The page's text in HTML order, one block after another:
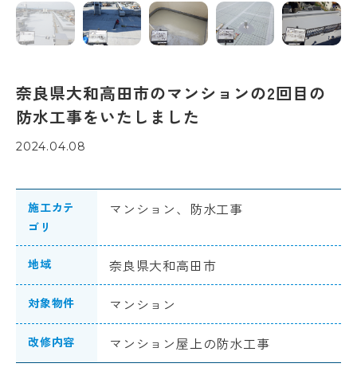
奈良県大和高田市のマンションの2回目の
防水工事をいたしました
2024.04.08
施工カテ
ゴリ
マンション、防水工事
地域 奈良県大和高田市
対象物件 マンション
改修内容 マンション屋上の防水工事